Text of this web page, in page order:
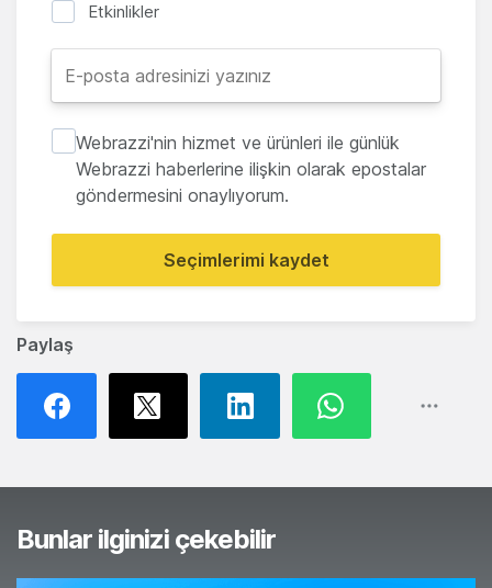
Paylaş
Etkinlikler
Webrazzi'nin hizmet ve ürünleri ile günlük
Webrazzi haberlerine ilişkin olarak epostalar
göndermesini onaylıyorum.
Seçimlerimi kaydet
Bunlar ilginizi çekebilir